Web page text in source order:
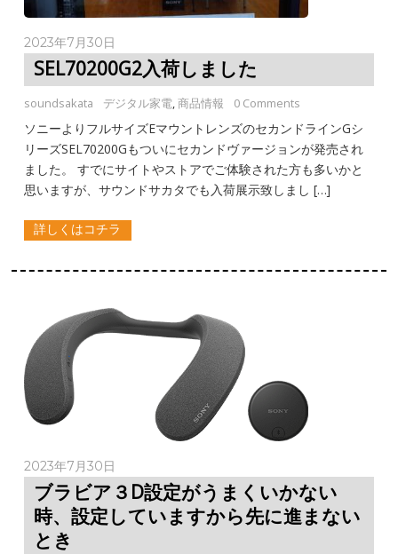
2023年7月30日
SEL70200G2入荷しました
soundsakata デジタル家電,商品情報 0 Comments
ソニーよりフルサイズEマウントレンズのセカンドラインGシ
リーズSEL70200Gもついにセカンドヴァージョンが発売され
ました。 すでにサイトやストアでご体験された方も多いかと
思いますが、サウンドサカタでも入荷展示致しまし […]
詳しくはコチラ
2023年7月30日
ブラビア３D設定がうまくいかない
時、設定していますから先に進まない
とき